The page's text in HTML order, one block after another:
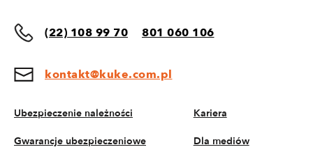
(22) 108 99 70 801 060 106
kontakt@kuke.com.pl
Ubezpieczenie należności
Gwarancje ubezpieczeniowe
Kariera
Dla mediów